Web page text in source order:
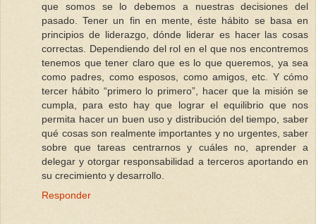
que somos se lo debemos a nuestras decisiones del
pasado. Tener un fin en mente, éste hábito se basa en
principios de liderazgo, dónde liderar es hacer las cosas
correctas. Dependiendo del rol en el que nos encontremos
tenemos que tener claro que es lo que queremos, ya sea
como padres, como esposos, como amigos, etc. Y cómo
tercer hábito “primero lo primero”, hacer que la misión se
cumpla, para esto hay que lograr el equilibrio que nos
permita hacer un buen uso y distribución del tiempo, saber
qué cosas son realmente importantes y no urgentes, saber
sobre que tareas centrarnos y cuáles no, aprender a
delegar y otorgar responsabilidad a terceros aportando en
su crecimiento y desarrollo.
Responder